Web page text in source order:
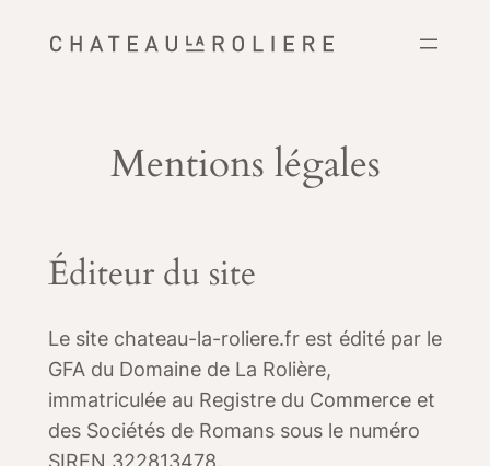
Mentions légales
Éditeur du site
Le site chateau-la-roliere.fr est édité par le
GFA du Domaine de La Rolière,
immatriculée au Registre du Commerce et
des Sociétés de Romans sous le numéro
SIREN 322813478.